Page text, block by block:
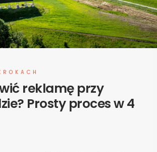
reklamę przy
Prosty proces w 4